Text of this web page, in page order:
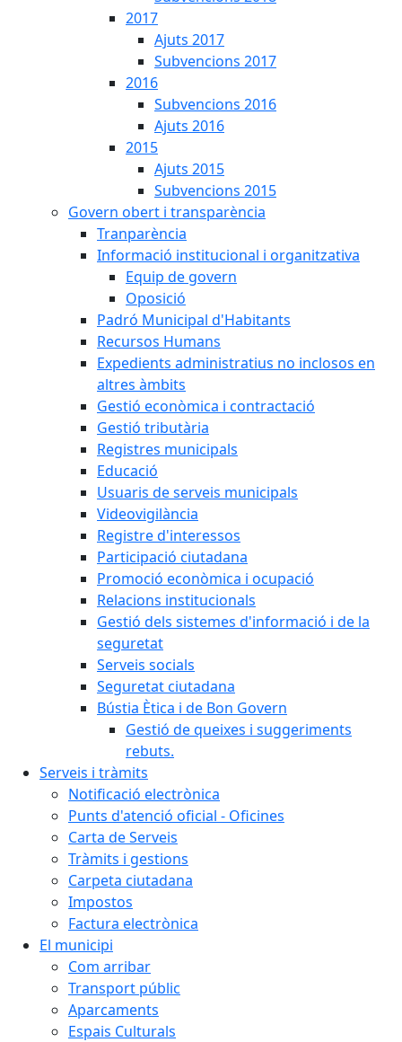
2017
Ajuts 2017
Subvencions 2017
2016
Subvencions 2016
Ajuts 2016
2015
Ajuts 2015
Subvencions 2015
Govern obert i transparència
Tranparència
Informació institucional i organitzativa
Equip de govern
Oposició
Padró Municipal d'Habitants
Recursos Humans
Expedients administratius no inclosos en
altres àmbits
Gestió econòmica i contractació
Gestió tributària
Registres municipals
Educació
Usuaris de serveis municipals
Videovigilància
Registre d'interessos
Participació ciutadana
Promoció econòmica i ocupació
Relacions institucionals
Gestió dels sistemes d'informació i de la
seguretat
Serveis socials
Seguretat ciutadana
Bústia Ètica i de Bon Govern
Gestió de queixes i suggeriments
rebuts.
Serveis i tràmits
Notificació electrònica
Punts d'atenció oficial - Oficines
Carta de Serveis
Tràmits i gestions
Carpeta ciutadana
Impostos
Factura electrònica
El municipi
Com arribar
Transport públic
Aparcaments
Espais Culturals